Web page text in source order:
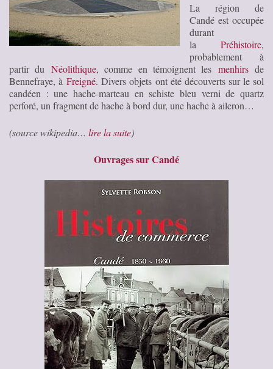
La région de
Candé est occupée
durant
la Préhistoire,
probablement à
partir du Néolithique, comme en témoignent les menhirsde
Bennefraye, àFreigné. Divers objets ont été découverts sur le sol
candéen : une hache-marteau en schiste bleu verni de quartz
perforé, un fragment de hache à bord dur, une hache à aileron…
(source wikipedia… lire la suite)
Ouvrages sur Candé